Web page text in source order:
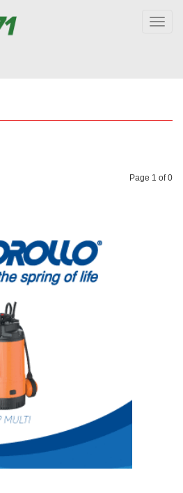
Page 1 of 0